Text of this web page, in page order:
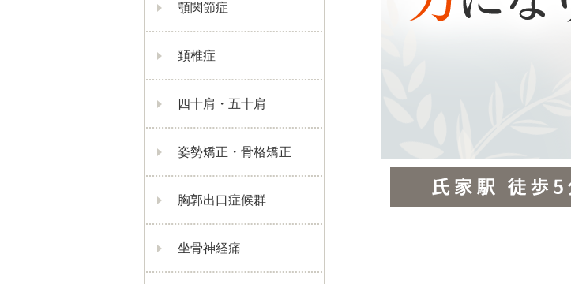
顎関節症
頚椎症
四十肩・五十肩
姿勢矯正・骨格矯正
胸郭出口症候群
坐骨神経痛